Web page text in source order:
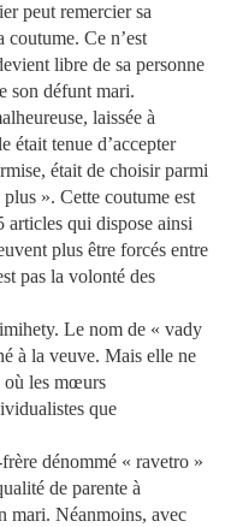
peut remercier sa
Ce n’est
libre de sa personne
son défunt mari.
laissée à
était tenue d’accepter
était de choisir parmi
». Cette coutume est
articles qui dispose ainsi
plus être forcés entre
pas la volonté des
Le nom de « vady
à la veuve. Mais elle ne
où les mœurs
que
dénommé « ra­vetro »
de parente à
mari. Néanmoins, avec